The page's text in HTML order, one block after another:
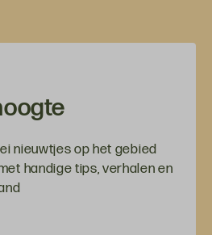
nieuwtjes op het gebied
handige tips, verhalen en